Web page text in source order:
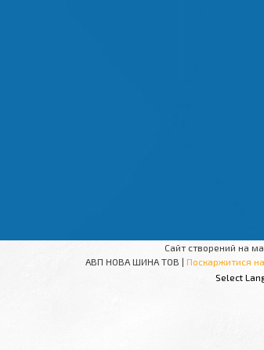
Сайт створений на
АВП НОВА ШИНА ТОВ | Поскаржитися
Select